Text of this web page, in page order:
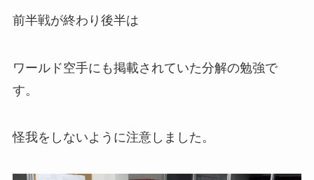
前半戦が終わり後半は
ワールド空手にも掲載されていた分解の勉強で
す。
怪我をしないように注意しました。